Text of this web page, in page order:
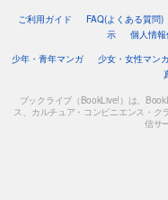
ご利用ガイド FAQ(よくある質問)
示
個人情
少年・青年マンガ
少女・女性マン
ブックライブ（BookLive!）は、
ス、カルチュア・コンビニエンス・ク
信サ